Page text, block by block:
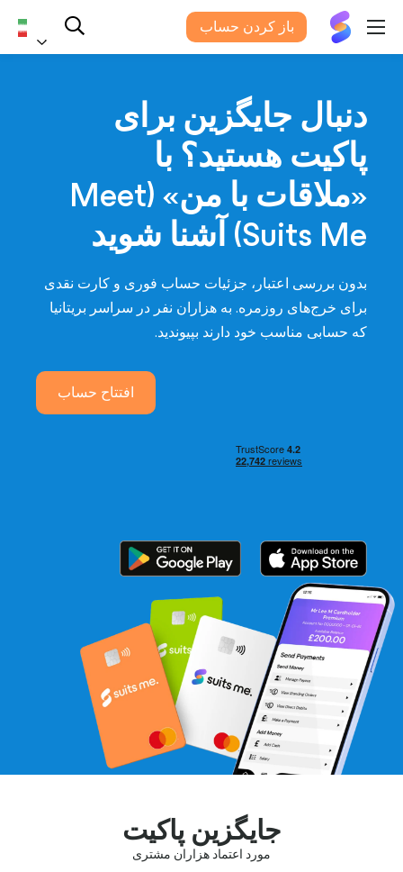
سویتس
می® باز کردن حساب
دنبال جایگزین برای
پاکیت هستید؟ با
«ملاقات با من» (Meet
Suits Me) آشنا شوید
بدون بررسی اعتبار، جزئیات حساب فوری و کارت نقدی
برای خرج‌های روزمره. به هزاران نفر در سراسر بریتانیا
که حسابی مناسب خود دارند بپیوندید.
افتتاح حساب
جایگزین پاکیت
مورد اعتماد هزاران مشتری